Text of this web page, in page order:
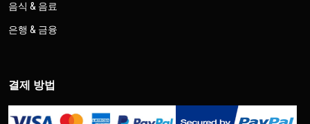
음식 & 음료
은행 & 금융
결제 방법